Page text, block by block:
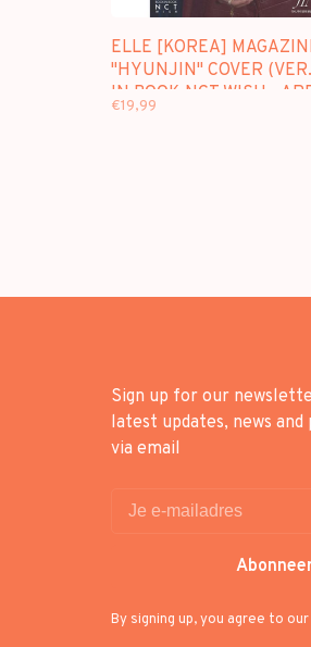
ELLE [KOREA]
"HYUNJIN" COVER
IN BOOK NCT WISH -
ISSUE
€19,99
Sign up for our
latest updates, news
via email
By signing up, you agree to